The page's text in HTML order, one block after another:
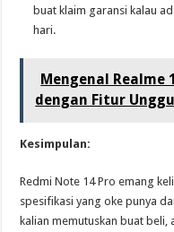
buat klaim garansi kalau
hari.
Mengenal Realme
dengan Fitur
Kesimpulan:
Redmi Note 14 Pro emang
spesifikasi yang oke punya
kalian memutuskan buat beli,